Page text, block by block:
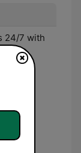
24/7 with